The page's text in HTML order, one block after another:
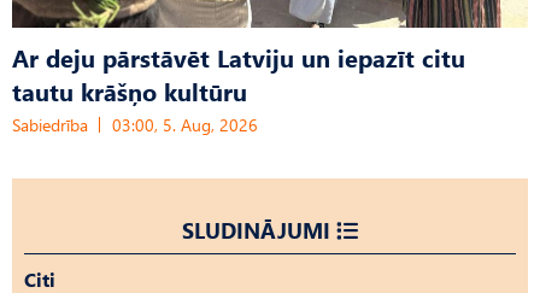
Ar deju pārstāvēt Latviju un iepazīt citu
tautu krāšņo kultūru
Sabiedrība 03:00, 5. Aug, 2026
SLUDINĀJUMI
Citi